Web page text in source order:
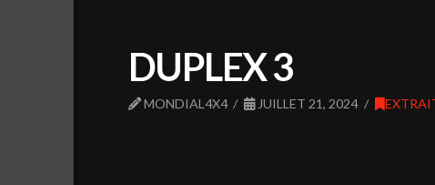
DUPLEX 3
MONDIAL4X4 JUILLET 21, 2024